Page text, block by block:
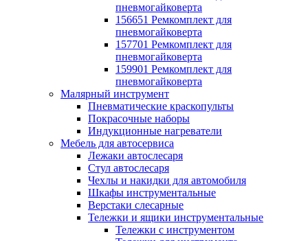
пневмогайковерта
156651 Ремкомплект для
пневмогайковерта
157701 Ремкомплект для
пневмогайковерта
159901 Ремкомплект для
пневмогайковерта
Малярный инструмент
Пневматические краскопульты
Покрасочные наборы
Индукционные нагреватели
Мебель для автосервиса
Лежаки автослесаря
Стул автослесаря
Чехлы и накидки для автомобиля
Шкафы инструментальные
Верстаки слесарные
Тележки и ящики инструментальные
Тележки с инструментом